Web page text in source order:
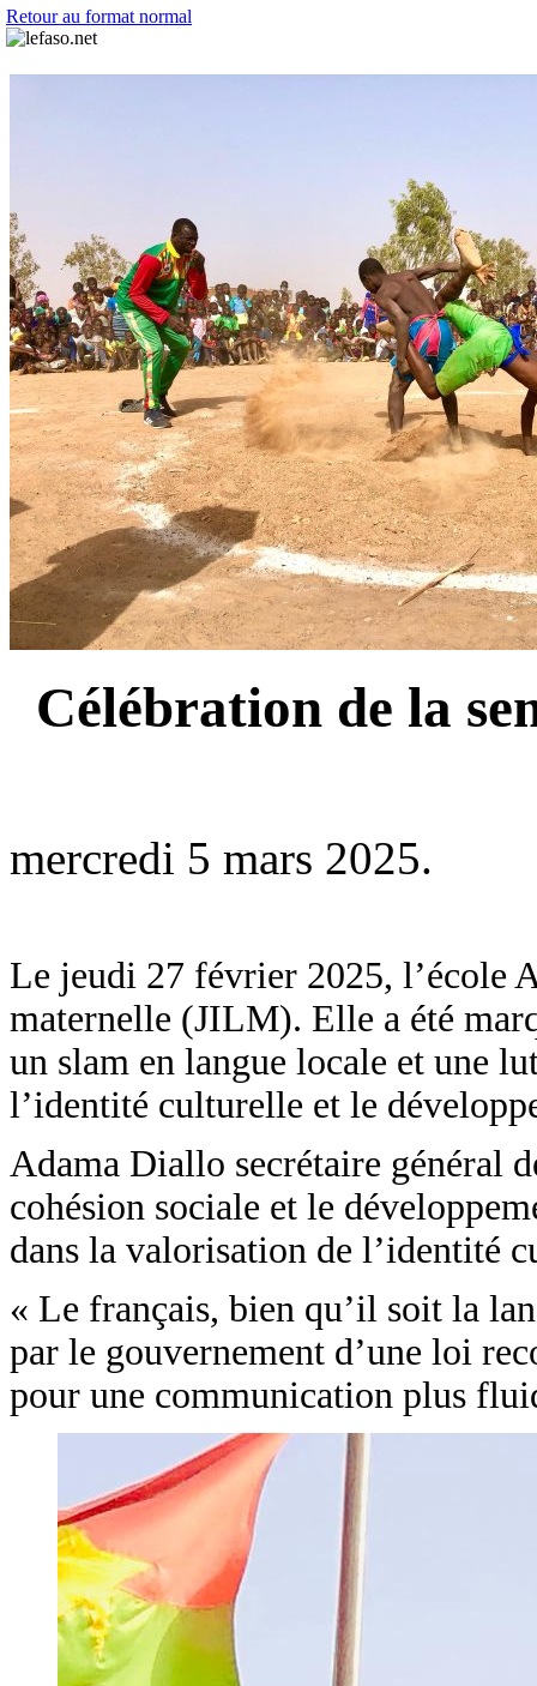
Retour au format normal
Célébration de la
mercredi 5 mars 2025.
Le jeudi 27 février 2025, l’école
maternelle (JILM). Elle a été
un slam en langue locale et une
l’identité culturelle et le
Adama Diallo secrétaire général
cohésion sociale et le
dans la valorisation de l’identité
« Le français, bien qu’il soit la
par le gouvernement d’une loi
pour une communication plus